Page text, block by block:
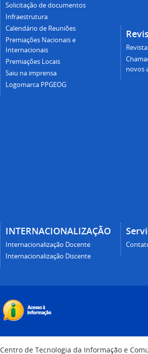
Solicitação de documentos
Infraestrutura
Calendário de Reuniões
Premiações Nacionais e
Internacionais
Premiações Locais
Saiu na imprensa
Logomarca PPGEOG
novos
INTERNACIONALIZAÇÃO
Internacionalização Docente
Internacionalização Discente
Centro de Tecnologia da Informação e